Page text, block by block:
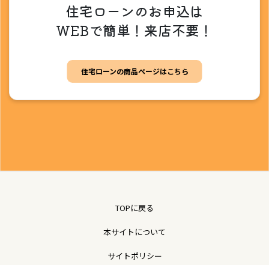
住宅ローンのお申込は
WEBで簡単！来店不要！
住宅ローンの商品ページはこちら
TOPに戻る
本サイトについて
サイトポリシー